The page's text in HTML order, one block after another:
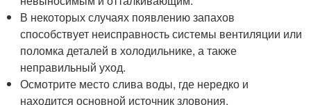
В некоторых случаях появлению запахов
способствует неисправность системы вентиляции или
поломка деталей в холодильнике, а также
неправильный уход.
Осмотрите место слива воды, где нередко и
находится основной источник зловония.